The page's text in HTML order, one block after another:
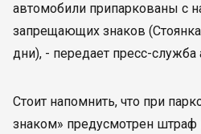
автомобили припаркованы с
запрещающих знаков
дни), - передает пресс-служба
Стоит напомнить, что при
знаком» предусмотрен штраф